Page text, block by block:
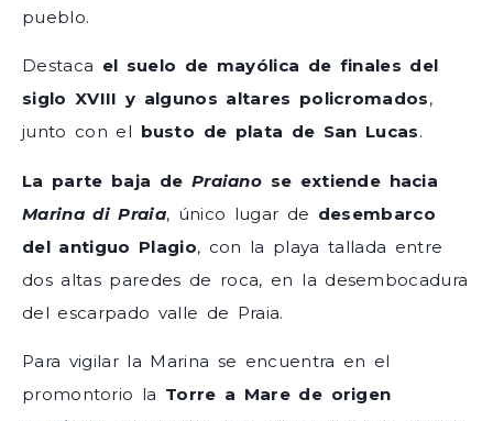
pueblo.
Destaca el suelo de mayólica de finales del
siglo XVIII y algunos altares policromados,
junto con el busto de plata de San Lucas.
La parte baja de Praiano se extiende hacia
Marina di Praia, único lugar de desembarco
del antiguo Plagio, con la playa tallada entre
dos altas paredes de roca, en la desembocadura
del escarpado valle de Praia.
Para vigilar la Marina se encuentra en el
promontorio la Torre a Mare de origen